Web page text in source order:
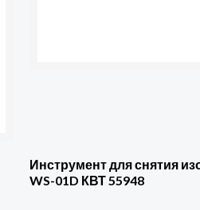
Инструмент для снятия
WS-01D КВТ 55948